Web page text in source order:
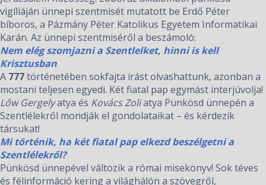
vigíliáján ünnepi szentmisét mutatott be Erdő Péter
bíboros, a Pázmány Péter Katolikus Egyetem Informatikai
Karán. Az ünnepi szentmiséről a beszámoló:
Nem elég szomjazni a Szentlelket, hinni is kell
Krisztusban
A 777történetében sokfajta írást olvashattunk, azonban a
mostani teljesen egyedi. Két fiatal pap egymást interjúvolja!
Lőw Gergelyatya és Kovács Zoliatya Pünkösd ünnepén a
Szentlélekről mondják el gondolataikat – és kérdezik
társukat!
Mi történik, ha két fiatal pap elkezd beszélgetni a
Szentlélekről?
Pünkösd ünnepével változik a római misekönyv! Sok téves
és félinformáció kering a világhálón a szövegről,